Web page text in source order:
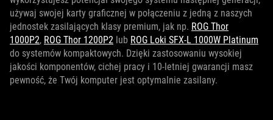
używaj swojej karty graficznej w połączeniu z jedną z naszych
jednostek zasilających klasy premium, jak np. ROG Thor
1000P2, ROG Thor 1200P2 lub ROG Loki SFX-L 1000W Platinum
do systemów kompaktowych. Dzięki zastosowaniu wysokiej
jakości komponentów, cichej pracy i 10-letniej gwarancji masz
pewność, że Twój komputer jest optymalnie zasilany.